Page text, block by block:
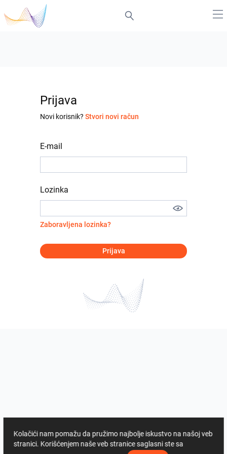
Prijava
Novi korisnik? Stvori novi račun
E-mail
Lozinka
Zaboravljena lozinka?
Prijava
Kolačići nam pomažu da pružimo najbolje iskustvo na našoj veb
stranici. Korišćenjem naše veb stranice saglasni ste sa